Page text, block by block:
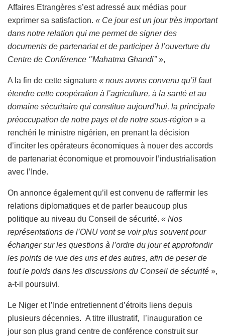
Affaires Etrangères s’est adressé aux médias pour
exprimer sa satisfaction. « Ce jour est un jour très important
dans notre relation qui me permet de signer des
documents de partenariat et de participer à l’ouverture du
Centre de Conférence ‘’Mahatma Ghandi’’ »,
A la fin de cette signature « nous avons convenu qu’il faut
étendre cette coopération à l’agriculture, à la santé et au
domaine sécuritaire qui constitue aujourd’hui, la principale
préoccupation de notre pays et de notre sous-région » a
renchéri le ministre nigérien, en prenant la décision
d’inciter les opérateurs économiques à nouer des accords
de partenariat économique et promouvoir l’industrialisation
avec l’Inde.
On annonce également qu’il est convenu de raffermir les
relations diplomatiques et de parler beaucoup plus
politique au niveau du Conseil de sécurité. « Nos
représentations de l’ONU vont se voir plus souvent pour
échanger sur les questions à l’ordre du jour et approfondir
les points de vue des uns et des autres, afin de peser de
tout le poids dans les discussions du Conseil de sécurité »,
a-t-il poursuivi.
Le Niger et l’Inde entretiennent d’étroits liens depuis
plusieurs décennies. A titre illustratif, l’inauguration ce
jour son plus grand centre de conférence construit sur